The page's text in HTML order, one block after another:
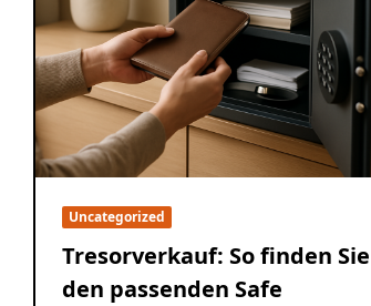
Uncategorized
Tresorverkauf: So finden Sie
den passenden Safe